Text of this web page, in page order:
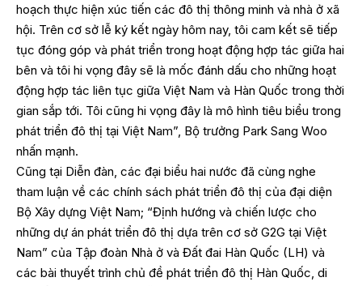
hoạch thực hiện xúc tiến các đô thị thông minh và nhà ở xã
hội. Trên cơ sở lễ ký kết ngày hôm nay, tôi cam kết sẽ tiếp
tục đóng góp và phát triển trong hoạt động hợp tác giữa hai
bên và tôi hi vọng đây sẽ là mốc đánh dấu cho những hoạt
động hợp tác liên tục giữa Việt Nam và Hàn Quốc trong thời
gian sắp tới. Tôi cũng hi vọng đây là mô hình tiêu biểu trong
phát triển đô thị tại Việt Nam”, Bộ trưởng Park Sang Woo
nhấn mạnh.
Cũng tại Diễn đàn, các đại biểu hai nước đã cùng nghe
tham luận về các chính sách phát triển đô thị của đại diện
Bộ Xây dựng Việt Nam; “Định hướng và chiến lược cho
những dự án phát triển đô thị dựa trên cơ sở G2G tại Việt
Nam” của Tập đoàn Nhà ở và Đất đai Hàn Quốc (LH) và
các bài thuyết trình chủ đề phát triển đô thị Hàn Quốc, di